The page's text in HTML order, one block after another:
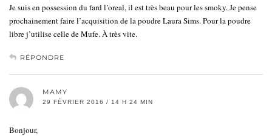
Je suis en possession du fard l’oreal, il est très beau pour les smoky. Je pense
prochainement faire l’acquisition de la poudre Laura Sims. Pour la poudre
libre j’utilise celle de Mufe. À très vite.
RÉPONDRE
MAMY
29 FÉVRIER 2016 / 14 H 24 MIN
Bonjour,